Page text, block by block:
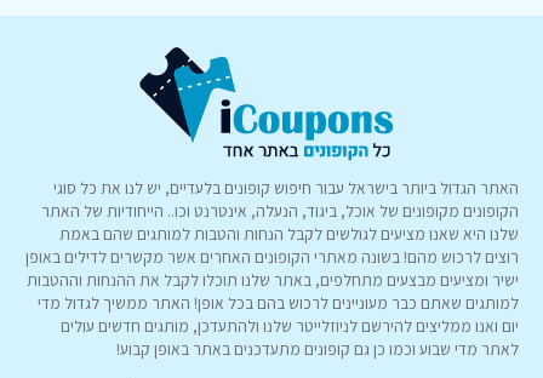
האתר הגדול ביותר בישראל עבור חיפוש קופונים בלעדיים, יש לנו את כל סוגי
הקופונים מקופונים של אוכל, ביגוד, הנעלה, אינטרנט וכו.. הייחודיות של האתר
שלנו היא שאנו מציעים לגולשים לקבל הנחות והטבות למותגים שהם באמת
רוצים לרכוש מהם! בשונה מאתרי הקופונים האחרים אשר מקשרים לדילים באופן
ישיר ומציעים מבצעים מתחלפים, באתר שלנו תוכלו לקבל את ההנחות וההטבות
למותגים שאתם כבר מעוניינים לרכוש בהם בכל אופן! האתר ממשיך לגדול מדי
יום ואנו ממליצים להירשם לניוזלייטר שלנו ולהתעדכן, מותגים חדשים עולים
לאתר מדי שבוע וכמו כן גם קופונים מתעדכנים באתר באופן קבוע!